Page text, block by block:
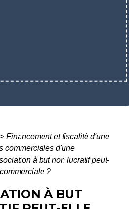
> Financement et fiscalité d'une
commerciales d'une
à but non lucratif peut-
?
À BUT